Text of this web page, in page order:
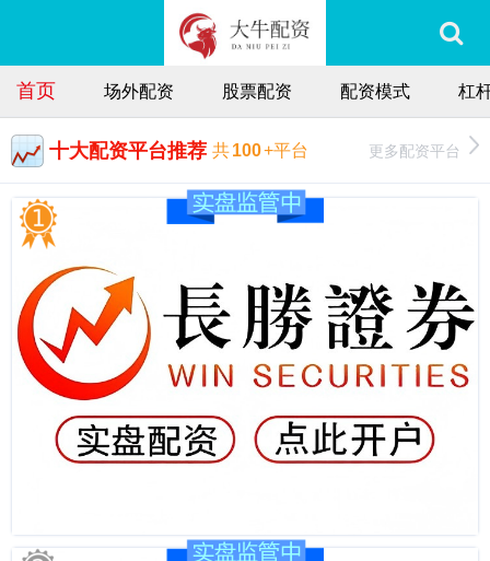
首页 场外配资 股票配资 配资模式 杠
十大配资平台推荐 共100+平台 更多配资平台